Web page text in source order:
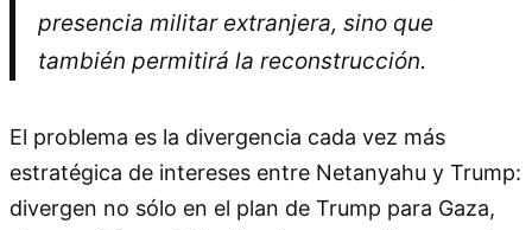
presencia militar extranjera, sino que
también permitirá la reconstrucción.
El problema es la divergencia cada vez más
estratégica de intereses entre Netanyahu y Trump:
divergen no sólo en el plan de Trump para Gaza,